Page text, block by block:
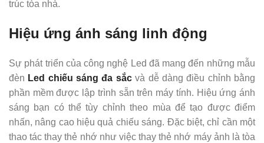
trúc tòa nhà.
Hiệu ứng ánh sáng linh động
Sự phát triển của công nghệ Led đã mang đến những mẫu
đèn Led chiếu sáng đa sắcvà dễ dàng điều chỉnh bằng
phần mềm được lập trình sẵn trên máy tính. Hiệu ứng ánh
sáng bạn có thể tùy chỉnh theo mùa để tạo được điểm
nhấn, nâng cao hiệu quả chiếu sáng. Đặc biệt, chỉ cần một
thao tác thay thẻ nhớ như việc thay thẻ nhớ máy ảnh là tòa